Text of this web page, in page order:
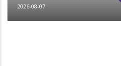
2026-08-07